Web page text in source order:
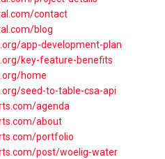
contact
blog
app-development-plan
key-feature-benefits
home
seed-to-table-csa-api
agenda
about
portfolio
post/woelig-water